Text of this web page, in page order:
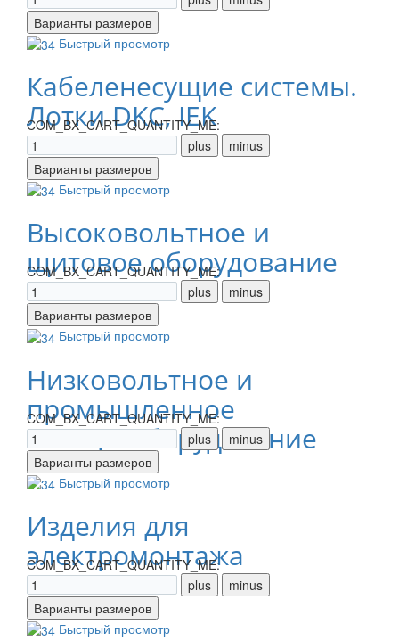
Быстрый просмотр
Кабеленесущие системы.
Лотки DKC, IEK
COM_BX_CART_QUANTITY_ME:
Быстрый просмотр
Высоковольтное и
щитовое оборудование
COM_BX_CART_QUANTITY_ME:
Быстрый просмотр
Низковольтное и
промышленное
электрооборудование
COM_BX_CART_QUANTITY_ME:
Быстрый просмотр
Изделия для
электромонтажа
COM_BX_CART_QUANTITY_ME:
Быстрый просмотр